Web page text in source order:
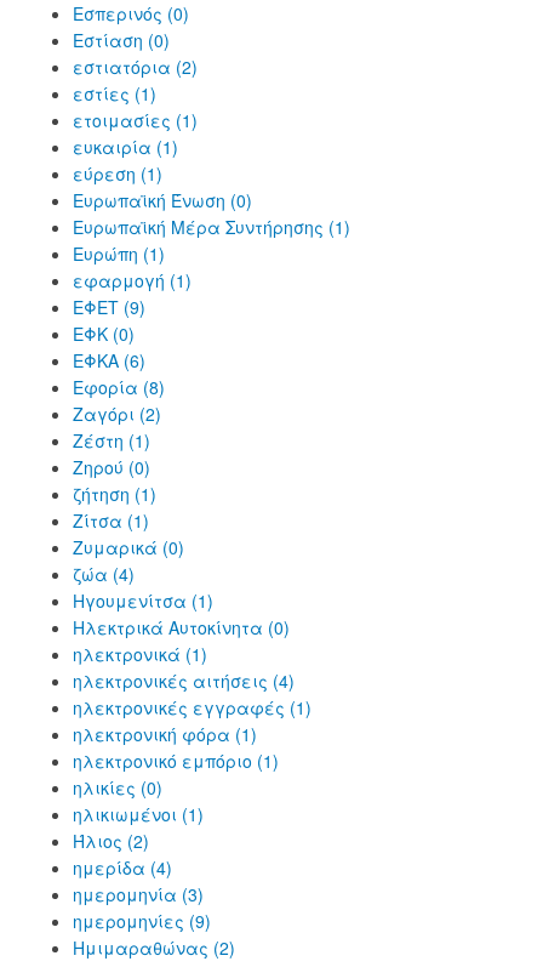
Εσπερινός (0)
Εστίαση (0)
εστιατόρια (2)
εστίες (1)
ετοιμασίες (1)
ευκαιρία (1)
εύρεση (1)
Ευρωπαϊκή Ένωση (0)
Ευρωπαϊκή Μέρα Συντήρησης (1)
Ευρώπη (1)
εφαρμογή (1)
ΕΦΕΤ (9)
ΕΦΚ (0)
ΕΦΚΑ (6)
Εφορία (8)
Ζαγόρι (2)
Ζέστη (1)
Ζηρού (0)
ζήτηση (1)
Ζίτσα (1)
Ζυμαρικά (0)
ζώα (4)
Ηγουμενίτσα (1)
Ηλεκτρικά Αυτοκίνητα (0)
ηλεκτρονικά (1)
ηλεκτρονικές αιτήσεις (4)
ηλεκτρονικές εγγραφές (1)
ηλεκτρονική φόρα (1)
ηλεκτρονικό εμπόριο (1)
ηλικίες (0)
ηλικιωμένοι (1)
Ήλιος (2)
ημερίδα (4)
ημερομηνία (3)
ημερομηνίες (9)
Ημιμαραθώνας (2)